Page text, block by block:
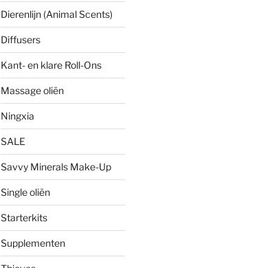
Dierenlijn (Animal Scents)
Diffusers
Kant- en klare Roll-Ons
Massage oliën
Ningxia
SALE
Savvy Minerals Make-Up
Single oliën
Starterkits
Supplementen